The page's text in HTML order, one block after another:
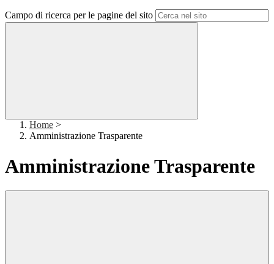
Campo di ricerca per le pagine del sito
Home >
Amministrazione Trasparente
Amministrazione Trasparente